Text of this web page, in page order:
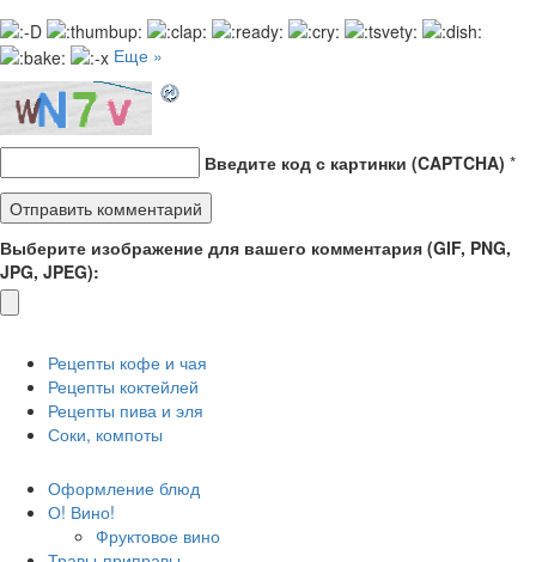
Еще »
Введите код с картинки (CAPTCHA) *
Выберите изображение для вашего комментария (GIF, PNG,
JPG, JPEG):
Рецепты кофе и чая
Рецепты коктейлей
Рецепты пива и эля
Соки, компоты
Оформление блюд
О! Вино!
Фруктовое вино